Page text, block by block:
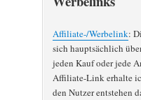
Affiliate-/Werbelink:
sich hauptsächlich
jeden Kauf oder jede
Affiliate-Link erhalte
den Nutzer entstehen